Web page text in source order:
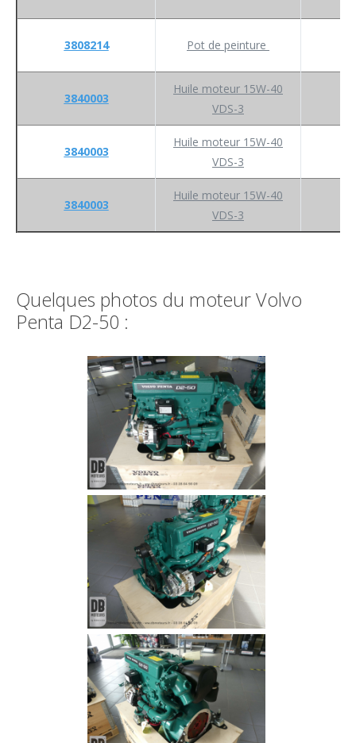
3808214 Pot de peinture
3840003
Huile moteur 15W-40
VDS-3
3840003
Huile moteur 15W-40
VDS-3
3840003
Huile moteur 15W-40
VDS-3
Quelques photos du moteur Volvo
Penta D2-50 :